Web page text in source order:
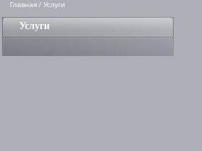
Главная / Услуги
Услуги